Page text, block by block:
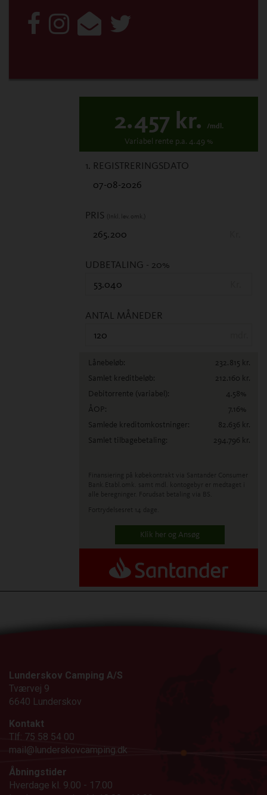
2.457 kr. /mdl.
Variabel rente p.a. 4.49 %
1. REGISTRERINGSDATO
PRIS (Inkl. lev. omk.)
UDBETALING - 20%
ANTAL MÅNEDER
Lånebeløb: 232.815 kr.
Samlet kreditbeløb:
212.160 kr.
Debitorrente (variabel): 4.58%
ÅOP:
7.16%
Samlede kreditomkostninger:
82.636 kr.
Samlet tilbagebetaling:
294.796 kr.
Finansiering på købekontrakt via Santander Consumer
Bank.
Etabl.omk. samt mdl. kontogebyr er medtaget i
alle beregninger. Forudsat betaling via BS.
Fortrydelsesret 14 dage.
Klik her og Ansøg
Lunderskov Camping A/S
Tværvej 9
6640 Lunderskov
Kontakt
Tlf: 75 58 54 00
mail@lunderskovcamping.dk
Åbningstider
Hverdage kl. 9.00 - 17.00